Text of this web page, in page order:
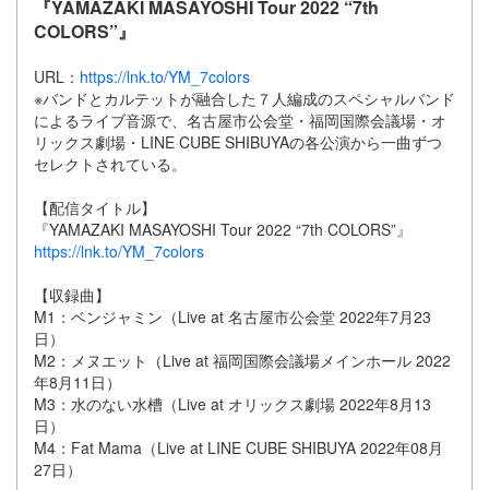
『YAMAZAKI MASAYOSHI Tour 2022 “7th
COLORS”』
URL： https://lnk.to/YM_7colors
※バンドとカルテットが融合した７人編成のスペシャルバンド
によるライブ音源で、名古屋市公会堂・福岡国際会議場・オ
リックス劇場・LINE CUBE SHIBUYAの各公演から一曲ずつ
セレクトされている。
【配信タイトル】
『YAMAZAKI MASAYOSHI Tour 2022 “7th COLORS”』
https://lnk.to/YM_7colors
【収録曲】
M1：ベンジャミン（Live at 名古屋市公会堂 2022年7月23
日）
M2：メヌエット（Live at 福岡国際会議場メインホール 2022
年8月11日）
M3：水のない水槽（Live at オリックス劇場 2022年8月13
日）
M4：Fat Mama（Live at LINE CUBE SHIBUYA 2022年08月
27日）